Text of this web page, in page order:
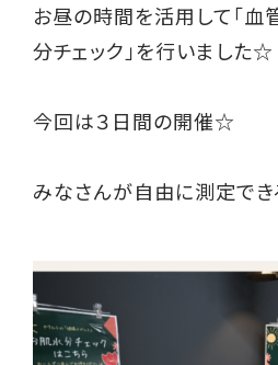
お昼の時間を活用して「血
分チェック」を行いました☆
今回は３日間の開催☆
みなさんが自由に測定で